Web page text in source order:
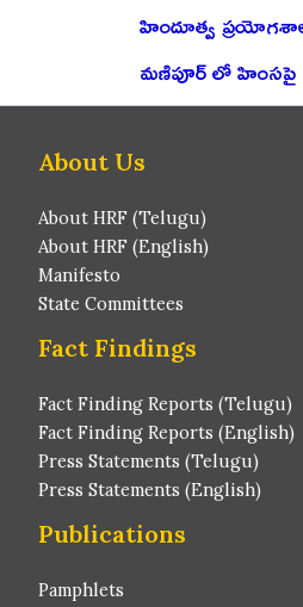
హిందూత్వ
మణిపూర్ లో హింసపై
About Us
About HRF (Telugu)
About HRF (English)
Manifesto
State Committees
Fact Findings
Fact Finding Reports (Telugu)
Fact Finding Reports (English)
Press Statements (Telugu)
Press Statements (English)
Publications
Pamphlets